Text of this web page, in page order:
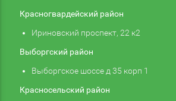
Красногвардейский район
Ириновский проспект, 22 к2
Выборгский район
Выборгское шоссе д 35 корп 1
Красносельский район